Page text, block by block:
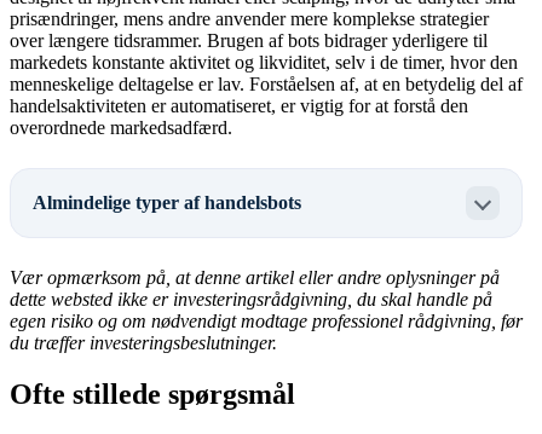
prisændringer, mens andre anvender mere komplekse strategier
over længere tidsrammer. Brugen af bots bidrager yderligere til
markedets konstante aktivitet og likviditet, selv i de timer, hvor den
menneskelige deltagelse er lav. Forståelsen af, at en betydelig del af
handelsaktiviteten er automatiseret, er vigtig for at forstå den
overordnede markedsadfærd.
Almindelige typer af handelsbots
Vær opmærksom på, at denne artikel eller andre oplysninger på
dette websted ikke er investeringsrådgivning, du skal handle på
egen risiko og om nødvendigt modtage professionel rådgivning, før
du træffer investeringsbeslutninger.
Ofte stillede spørgsmål